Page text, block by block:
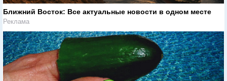
Ближний Восток: Все актуальные новости в одном месте
Реклама